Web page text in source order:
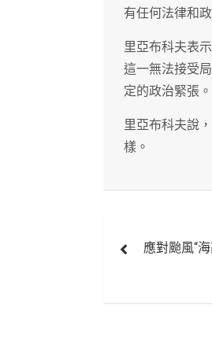
有任何法律和
里亞布科夫表
這一無法接受
定的政治緊張。
里亞布科夫說
樣。
章
應對颱風“